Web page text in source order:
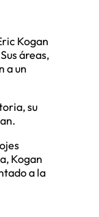
Kogan
áreas,
a un
su
Kogan
a la